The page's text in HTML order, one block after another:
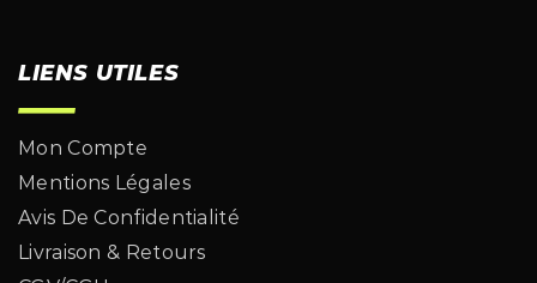
LIENS UTILES
Mon Compte
Mentions Légales
Avis De Confidentialité
Livraison & Retours